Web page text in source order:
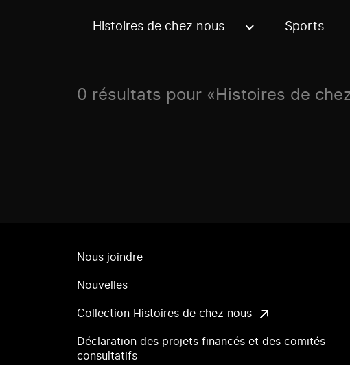
Use these options to filter projects by topic,
Histoires de chez nous Sports
0 résultats pour «Histoires de
Nous joindre
Nouvelles
Collection Histoires de chez nous
Déclaration des projets financés et des comités
consultatifs